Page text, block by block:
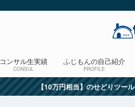
コンサル生実績
CONSUL
ふじもんの自己紹介
PROFILE
【10万円相当】のせどりツー